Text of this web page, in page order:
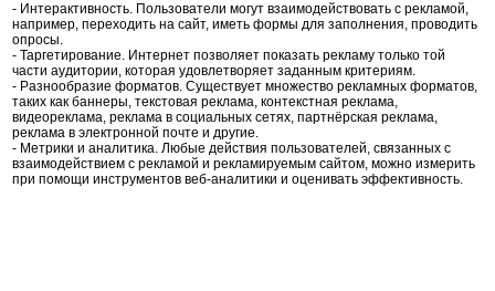
- Интерактивность. Пользователи могут взаимодействовать с рекламой,
например, переходить на сайт, иметь формы для заполнения, проводить
опросы.
- Таргетирование. Интернет позволяет показать рекламу только той
части аудитории, которая удовлетворяет заданным критериям.
- Разнообразие форматов. Существует множество рекламных форматов,
таких как баннеры, текстовая реклама, контекстная реклама,
видеореклама, реклама в социальных сетях, партнёрская реклама,
реклама в электронной почте и другие.
- Метрики и аналитика. Любые действия пользователей, связанных с
взаимодействием с рекламой и рекламируемым сайтом, можно измерить
при помощи инструментов веб-аналитики и оценивать эффективность.